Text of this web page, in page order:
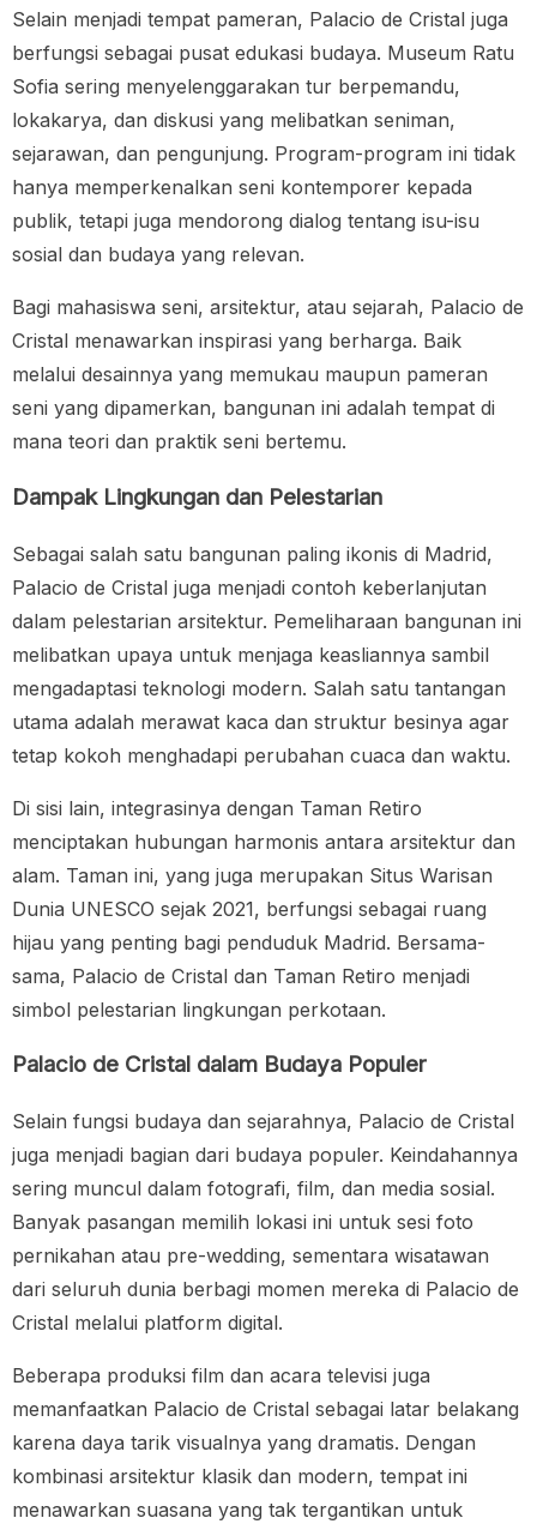
Selain menjadi tempat pameran, Palacio de Cristal juga
berfungsi sebagai pusat edukasi budaya. Museum Ratu
Sofia sering menyelenggarakan tur berpemandu,
lokakarya, dan diskusi yang melibatkan seniman,
sejarawan, dan pengunjung. Program-program ini tidak
hanya memperkenalkan seni kontemporer kepada
publik, tetapi juga mendorong dialog tentang isu-isu
sosial dan budaya yang relevan.
Bagi mahasiswa seni, arsitektur, atau sejarah, Palacio de
Cristal menawarkan inspirasi yang berharga. Baik
melalui desainnya yang memukau maupun pameran
seni yang dipamerkan, bangunan ini adalah tempat di
mana teori dan praktik seni bertemu.
Dampak Lingkungan dan Pelestarian
Sebagai salah satu bangunan paling ikonis di Madrid,
Palacio de Cristal juga menjadi contoh keberlanjutan
dalam pelestarian arsitektur. Pemeliharaan bangunan ini
melibatkan upaya untuk menjaga keasliannya sambil
mengadaptasi teknologi modern. Salah satu tantangan
utama adalah merawat kaca dan struktur besinya agar
tetap kokoh menghadapi perubahan cuaca dan waktu.
Di sisi lain, integrasinya dengan Taman Retiro
menciptakan hubungan harmonis antara arsitektur dan
alam. Taman ini, yang juga merupakan Situs Warisan
Dunia UNESCO sejak 2021, berfungsi sebagai ruang
hijau yang penting bagi penduduk Madrid. Bersama-
sama, Palacio de Cristal dan Taman Retiro menjadi
simbol pelestarian lingkungan perkotaan.
Palacio de Cristal dalam Budaya Populer
Selain fungsi budaya dan sejarahnya, Palacio de Cristal
juga menjadi bagian dari budaya populer. Keindahannya
sering muncul dalam fotografi, film, dan media sosial.
Banyak pasangan memilih lokasi ini untuk sesi foto
pernikahan atau pre-wedding, sementara wisatawan
dari seluruh dunia berbagi momen mereka di Palacio de
Cristal melalui platform digital.
Beberapa produksi film dan acara televisi juga
memanfaatkan Palacio de Cristal sebagai latar belakang
karena daya tarik visualnya yang dramatis. Dengan
kombinasi arsitektur klasik dan modern, tempat ini
menawarkan suasana yang tak tergantikan untuk